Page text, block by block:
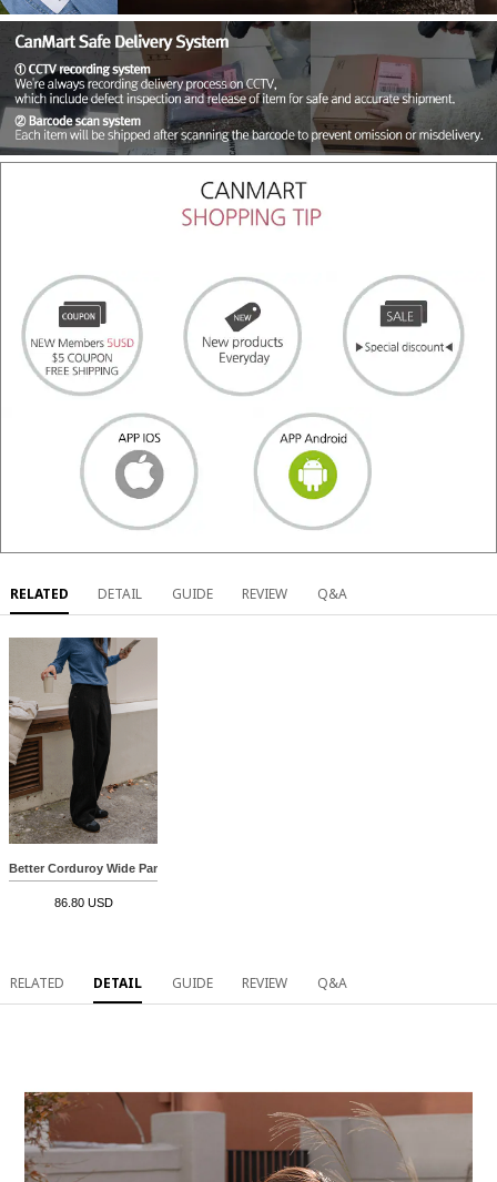
RELATED DETAIL GUIDE REVIEW Q&A
Better Corduroy Wide Pants
86.80 USD
RELATED DETAIL GUIDE REVIEW Q&A